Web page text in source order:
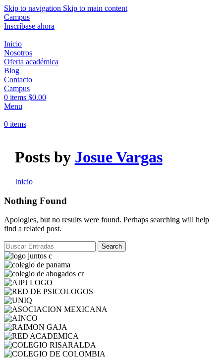
Skip to navigation Skip to main content
Campus
Inscríbase ahora
Inicio
Nosotros
Oferta académica
Blog
Contacto
Campus
0 items $0.00
Menu
0 items
Posts by Josue Vargas
Inicio
Nothing Found
Apologies, but no results were found. Perhaps searching will help
find a related post.
Search